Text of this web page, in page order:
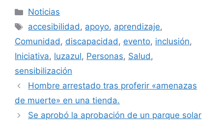
Categorías
Noticias
Etiquetas
accesibilidad, apoyo, aprendizaje,
Comunidad, discapacidad, evento, inclusión,
Iniciativa, luzazul, Personas, Salud,
sensibilización
Hombre arrestado tras proferir «amenazas
de muerte» en una tienda.
Se aprobó la aprobación de un parque solar